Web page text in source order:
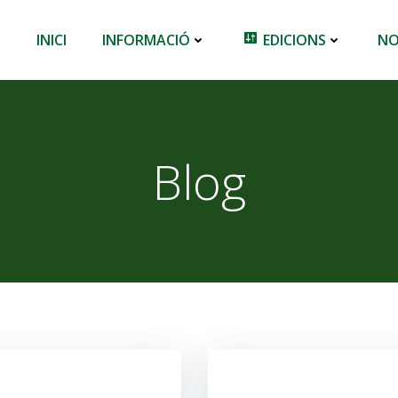
INICI INFORMACIÓ EDICIONS
Blog